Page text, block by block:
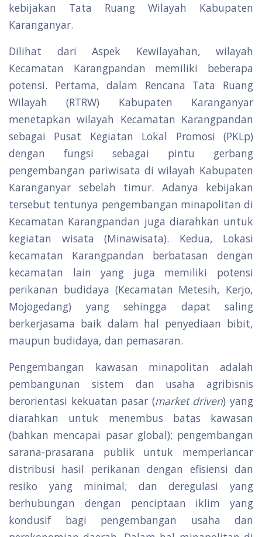
kebijakan Tata Ruang Wilayah Kabupaten
Karanganyar.
Dilihat dari Aspek Kewilayahan, wilayah
Kecamatan Karangpandan memiliki beberapa
potensi. Pertama, dalam Rencana Tata Ruang
Wilayah (RTRW) Kabupaten Karanganyar
menetapkan wilayah Kecamatan Karangpandan
sebagai Pusat Kegiatan Lokal Promosi (PKLp)
dengan fungsi sebagai pintu gerbang
pengembangan pariwisata di wilayah Kabupaten
Karanganyar sebelah timur. Adanya kebijakan
tersebut tentunya pengembangan minapolitan di
Kecamatan Karangpandan juga diarahkan untuk
kegiatan wisata (Minawisata). Kedua, Lokasi
kecamatan Karangpandan berbatasan dengan
kecamatan lain yang juga memiliki potensi
perikanan budidaya (Kecamatan Metesih, Kerjo,
Mojogedang) yang sehingga dapat saling
berkerjasama baik dalam hal penyediaan bibit,
maupun budidaya, dan pemasaran.
Pengembangan kawasan minapolitan adalah
pembangunan sistem dan usaha agribisnis
berorientasi kekuatan pasar (market driven) yang
diarahkan untuk menembus batas kawasan
(bahkan mencapai pasar global); pengembangan
sarana-prasarana publik untuk memperlancar
distribusi hasil perikanan dengan efisiensi dan
resiko yang minimal; dan deregulasi yang
berhubungan dengan penciptaan iklim yang
kondusif bagi pengembangan usaha dan